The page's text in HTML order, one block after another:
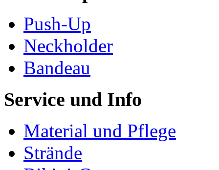
Push-Up
Neckholder
Bandeau
Service und Info
Material und Pflege
Strände